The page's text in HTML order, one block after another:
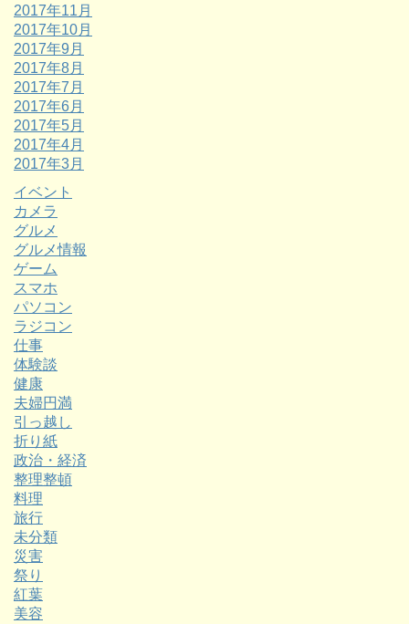
2017年11月
2017年10月
2017年9月
2017年8月
2017年7月
2017年6月
2017年5月
2017年4月
2017年3月
イベント
カメラ
グルメ
グルメ情報
ゲーム
スマホ
パソコン
ラジコン
仕事
体験談
健康
夫婦円満
引っ越し
折り紙
政治・経済
整理整頓
料理
旅行
未分類
災害
祭り
紅葉
美容